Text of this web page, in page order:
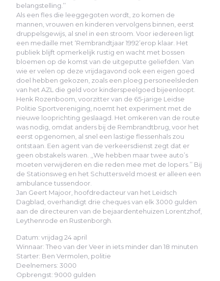
belangstelling.’’
Als een fles die leeggegoten wordt, zo komen de
mannen, vrouwen en kinderen vervolgens binnen, eerst
druppelsgewijs, al snel in een stroom. Voor iedereen ligt
een medaille met ‘Rembrandtjaar 1992’erop klaar. Het
publiek blijft opmerkelijk rustig en wacht met bossen
bloemen op de komst van de uitgeputte geliefden. Van
wie er velen op deze vrijdagavond ook een eigen goed
doel hebben gekozen, zoals een ploeg personeelsleden
van het AZL die geld voor kinderspeelgoed bijeenloopt.
Henk Rozenboom, voorzitter van de 65-jarige Leidse
Politie Sportvereniging, noemt het experiment met de
nieuwe looprichting geslaagd. Het omkeren van de route
was nodig, omdat anders bij de Rembrandtbrug, voor het
eerst opgenomen, al snel een lastige flessenhals zou
ontstaan. Een agent van de verkeersdienst zegt dat er
geen obstakels waren. ,,We hebben maar twee auto’s
moeten verwijderen en die reden mee met de lopers.’’ Bij
de Stationsweg en het Schuttersveld moest er alleen een
ambulance tussendoor.
Jan Geert Majoor, hoofdredacteur van het Leidsch
Dagblad, overhandigt drie cheques van elk 3000 gulden
aan de directeuren van de bejaardentehuizen Lorentzhof,
Leythenrode en Rustenborgh.
Datum: vrijdag 24 april
Winnaar: Theo van der Veer in iets minder dan 18 minuten
Starter: Ben Vermolen, politie
Deelnemers: 3000
Opbrengst: 9000 gulden